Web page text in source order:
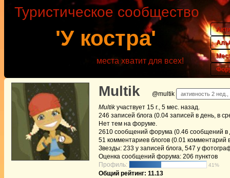
'У костра'
Туристическое сообщество
места хватит для всех!
Multik @multik активность 2
Multikучаствует 15 г., 5 мес. назад.
246 записей блога (0.04 записей в день, в
Нет тем на форуме.
2610 сообщений форума (0.46 сообщений в
51 комментариев блогов (0.01 комментарий
Звезды: 233 у записей блога, 547 у
Оценка сообщений форума: 206 пунктов
Профиль:
41%
Общий рейтинг: 11.13